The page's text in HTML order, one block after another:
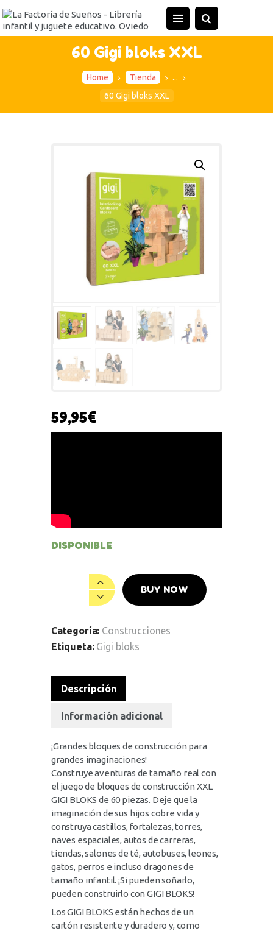
60 Gigi bloks XXL
Home Tienda
...
60 Gigi bloks XXL
INICIO
TIENDA
ACTIVIDADES
CONTACTO
59,95€
DISPONIBLE
BUY NOW
Categoría: Construcciones
Etiqueta: Gigi bloks
Descripción
Información adicional
¡Grandes bloques de construcción para
grandes imaginaciones!
Construye aventuras de tamaño real con
el juego de bloques de construcción XXL
GIGI BLOKS de 60 piezas. Deje que la
imaginación de sus hijos cobre vida y
construya castillos, fortalezas, torres,
naves espaciales, autos de carreras,
tiendas, salones de té, autobuses, leones,
gatos, perros e incluso dragones de
tamaño infantil. ¡Si pueden soñarlo,
pueden construirlo con GIGI BLOKS!
Los GIGI BLOKS están hechos de un
cartón resistente y duradero y, como